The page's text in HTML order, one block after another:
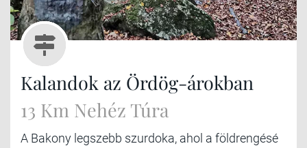
Kalandok az Ördög-árokban
13 Km Nehéz Túra
A Bakony legszebb szurdoka, ahol a földrengésé